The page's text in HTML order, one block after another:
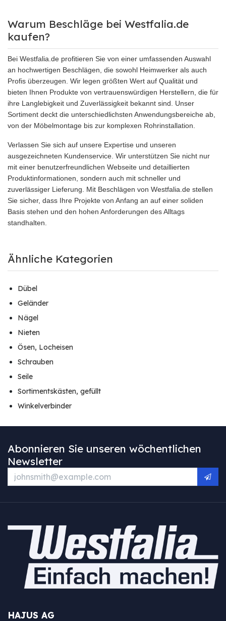
Warum Beschläge bei Westfalia.de
kaufen?
Bei Westfalia.de profitieren Sie von einer umfassenden Auswahl
an hochwertigen Beschlägen, die sowohl Heimwerker als auch
Profis überzeugen. Wir legen größten Wert auf Qualität und
bieten Ihnen Produkte von vertrauenswürdigen Herstellern, die für
ihre Langlebigkeit und Zuverlässigkeit bekannt sind. Unser
Sortiment deckt die unterschiedlichsten Anwendungsbereiche ab,
von der Möbelmontage bis zur komplexen Rohrinstallation.
Verlassen Sie sich auf unsere Expertise und unseren
ausgezeichneten Kundenservice. Wir unterstützen Sie nicht nur
mit einer benutzerfreundlichen Webseite und detaillierten
Produktinformationen, sondern auch mit schneller und
zuverlässiger Lieferung. Mit Beschlägen von Westfalia.de stellen
Sie sicher, dass Ihre Projekte von Anfang an auf einer soliden
Basis stehen und den hohen Anforderungen des Alltags
standhalten.
Ähnliche Kategorien
Dübel
Geländer
Nägel
Nieten
Ösen, Locheisen
Schrauben
Seile
Sortimentskästen, gefüllt
Winkelverbinder
Abonnieren Sie unseren wöchentlichen
Newsletter
HAJUS AG